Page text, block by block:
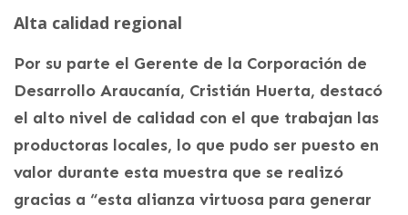
Alta calidad regional
Por su parte el Gerente de la Corporación de
Desarrollo Araucanía, Cristián Huerta, destacó
el alto nivel de calidad con el que trabajan las
productoras locales, lo que pudo ser puesto en
valor durante esta muestra que se realizó
gracias a “esta alianza virtuosa para generar